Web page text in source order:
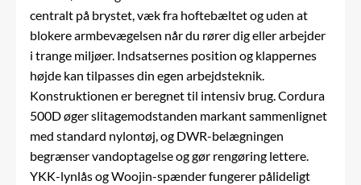
centralt på brystet, væk fra hoftebæltet og uden at
blokere armbevægelsen når du rører dig eller arbejder
i trange miljøer. Indsatsernes position og klappernes
højde kan tilpasses din egen arbejdsteknik.
Konstruktionen er beregnet til intensiv brug. Cordura
500D øger slitagemodstanden markant sammenlignet
med standard nylontøj, og DWR-belægningen
begrænser vandoptagelse og gør rengøring lettere.
YKK-lynlås og Woojin-spænder fungerer pålideligt